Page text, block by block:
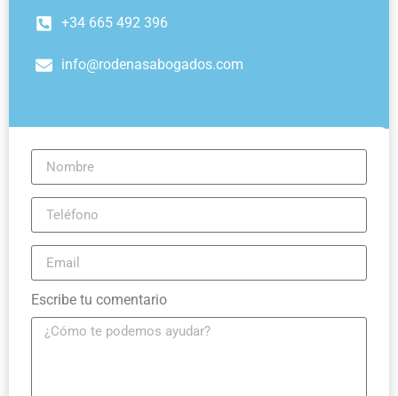
+34 665 492 396
info@rodenasabogados.com
Escribe tu comentario